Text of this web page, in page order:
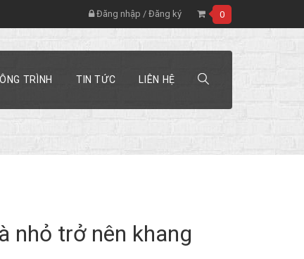
Đăng nhập / Đăng ký 0
TRÌNH TIN TỨC LIÊN HỆ
nhỏ trở nên khang